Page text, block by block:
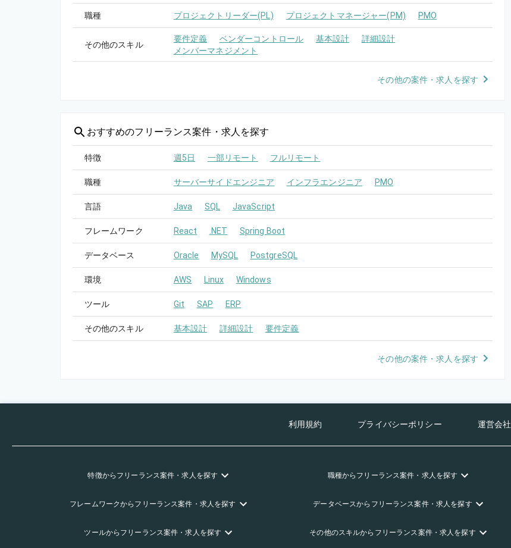
職種 プロジェクトリーダー(PL) プロジェクトマネージャー(PM) PMO
その他のスキル
要件定義 ベンダーコントロール 基本設計
詳細設計
メンバーマネジメント
その他の案件・求人を探す
おすすめのフリーランス案件・求人を探す
特徴 週5日 一部リモート フルリモート
職種 サーバーサイドエンジニア インフラエンジニア PMO
言語 Java SQL JavaScript
フレームワーク React .NET Spring Boot
データベース Oracle MySQL PostgreSQL
環境 AWS Linux Windows
ツール Git SAP ERP
その他のスキル 基本設計 詳細設計 要件定義
その他の案件・求人を探す
利用規約 プライバシーポリシー 運営会社
特徴からフリーランス案件・求人を探す 職種からフリーランス案件・求人を探す
フレームワークからフリーランス案件・求人を探す データベースからフリーランス案件・求人を探す
ツールからフリーランス案件・求人を探す その他のスキルからフリーランス案件・求人を探す